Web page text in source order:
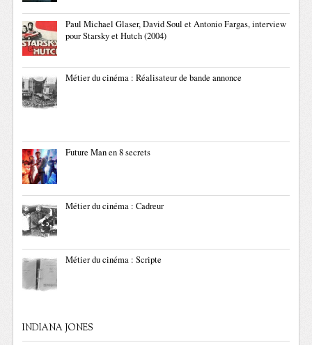
Paul Michael Glaser, David Soul et Antonio Fargas, interview
pour Starsky et Hutch (2004)
Métier du cinéma : Réalisateur de bande annonce
Future Man en 8 secrets
Métier du cinéma : Cadreur
Métier du cinéma : Scripte
INDIANA JONES